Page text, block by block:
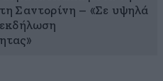
Σαντορίνη – «Σε υψηλά